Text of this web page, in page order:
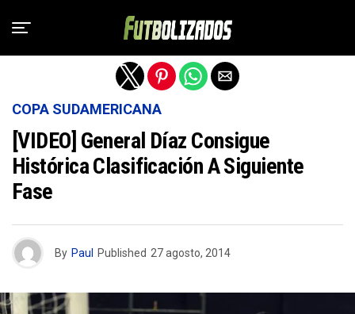
COPA SUDAMERICANA
[VIDEO] General Díaz Consigue
Histórica Clasificación A Siguiente
Fase
By Paul Published 27 agosto, 2014
Salir de la versión móvil